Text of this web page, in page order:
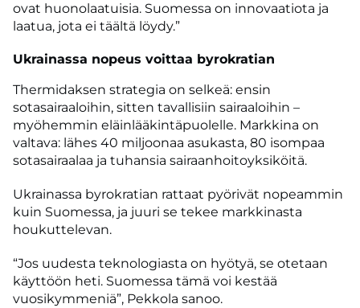
ovat huonolaatuisia. Suomessa on innovaatiota ja
laatua, jota ei täältä löydy.”
Ukrainassa nopeus voittaa byrokratian
Thermidaksen strategia on selkeä: ensin
sotasairaaloihin, sitten tavallisiin sairaaloihin –
myöhemmin eläinlääkintäpuolelle. Markkina on
valtava: lähes 40 miljoonaa asukasta, 80 isompaa
sotasairaalaa ja tuhansia sairaanhoitoyksiköitä.
Ukrainassa byrokratian rattaat pyörivät nopeammin
kuin Suomessa, ja juuri se tekee markkinasta
houkuttelevan.
“Jos uudesta teknologiasta on hyötyä, se otetaan
käyttöön heti. Suomessa tämä voi kestää
vuosikymmeniä”, Pekkola sanoo.